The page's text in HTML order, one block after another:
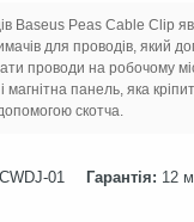
Baseus Peas Cable Clip
для проводів, який
проводи на робочому
магнітна панель, яка
скотча.
01 Гарантія: 12